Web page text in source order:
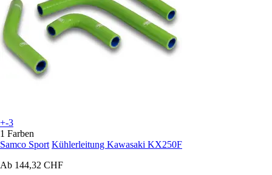
+-3
1 Farben
Samco Sport Kühlerleitung Kawasaki KX250F
Ab 144,32 CHF